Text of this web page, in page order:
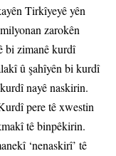
Tirkîyeyê yên
zarokên
bi zimanê kurdî
û şahîyên bi kurdî
nayê naskirin.
pere tê xwestin
tê binpêkirin.
‘nenaskirî’ tê